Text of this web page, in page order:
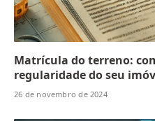
Matrícula do terreno:
regularidade do seu
26 de novembro de 2024